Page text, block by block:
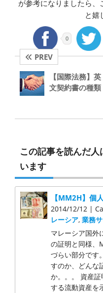
が参考になりましたら、
と嬉
0
PREV
【国際法務】英
文契約書の種類
この記事を読んだ
います
【MM2H】個
2014/12/12 |
レーシア,業務
マレーシア国外
の証明と同様、
づらい部分です
すのか、どんな
か。。。 資産
する流動資産を